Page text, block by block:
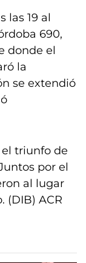
las 19 al
690,
donde el
la
se extendió
triunfo de
por el
al lugar
(DIB) ACR